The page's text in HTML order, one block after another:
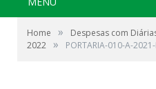
Home »
Despesas com
2022 » PORTARIA-010-A-